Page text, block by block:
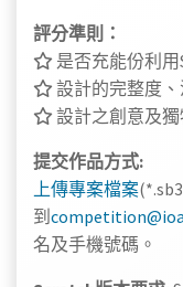
評分準則 ：
是否充能份利
設計的完整度
設計之創意及
提交作品方式:
上傳專案檔案
到
名及手機號碼。